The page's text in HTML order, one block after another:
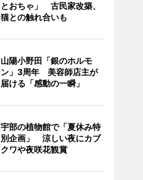
とおちゃ」 古民家改築、
猫との触れ合いも
山陽小野田「銀のホルモ
ン」3周年 美容師店主が
届ける「感動の一瞬」
宇部の植物館で「夏休み特
別企画」 涼しい夜にカブ
クワや夜咲花観賞